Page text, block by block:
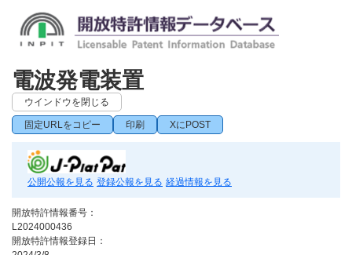
電波発電装置
ウインドウを閉じる
固定URLをコピー 印刷 XにPOST
公開公報を見る 登録公報を見る 経過情報を見る
開放特許情報番号：
L2024000436
開放特許情報登録日：